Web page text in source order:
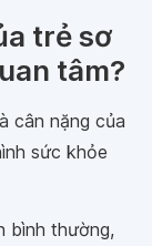
trẻ sơ
tâm?
cân nặng của
sức khỏe
bình thường,